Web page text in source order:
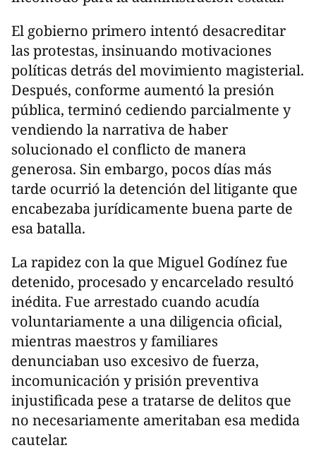
El gobierno primero intentó desacreditar
las protestas, insinuando motivaciones
políticas detrás del movimiento magisterial.
Después, conforme aumentó la presión
pública, terminó cediendo parcialmente y
vendiendo la narrativa de haber
solucionado el conflicto de manera
generosa. Sin embargo, pocos días más
tarde ocurrió la detención del litigante que
encabezaba jurídicamente buena parte de
esa batalla.
La rapidez con la que Miguel Godínez fue
detenido, procesado y encarcelado resultó
inédita. Fue arrestado cuando acudía
voluntariamente a una diligencia oficial,
mientras maestros y familiares
denunciaban uso excesivo de fuerza,
incomunicación y prisión preventiva
injustificada pese a tratarse de delitos que
no necesariamente ameritaban esa medida
cautelar.